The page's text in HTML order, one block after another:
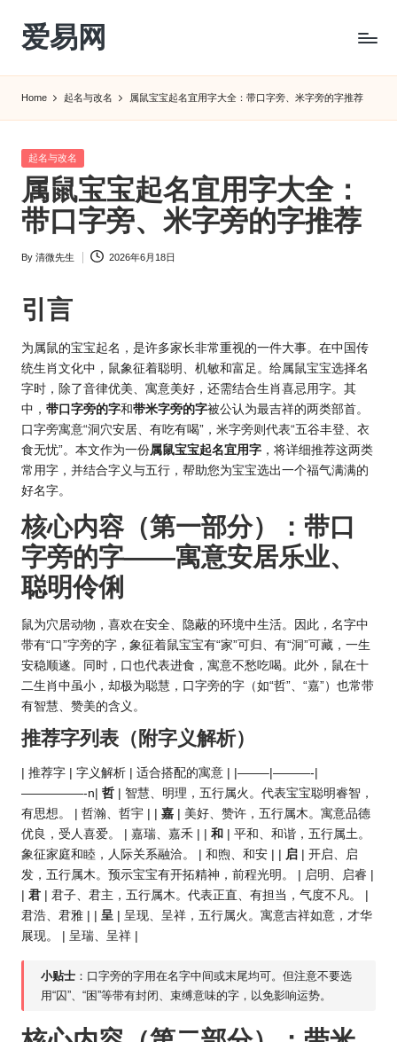
Skip
content
爱易网
转
农
历
阴
历
Home 起名与改名 属鼠宝宝起名宜用字大全：带口字旁、米字旁的字推荐
Posted
起名与改名
属鼠宝宝起名宜用字大全：
带口字旁、米字旁的字推荐
Posted
By 清微先生 2026年6月18日
引言
为属鼠的宝宝起名，是许多家长非常重视的一件大事。在中国传
统生肖文化中，鼠象征着聪明、机敏和富足。给属鼠宝宝选择名
字时，除了音律优美、寓意美好，还需结合生肖喜忌用字。其
中， 带口字旁的字和带米字旁的字被公认为最吉祥的两类部首。
口字旁寓意“洞穴安居、有吃有喝”，米字旁则代表“五谷丰登、衣
食无忧”。本文作为一份属鼠宝宝起名宜用字 ，将详细推荐这两类
常用字，并结合字义与五行，帮助您为宝宝选出一个福气满满的
好名字。
核心内容（第一部分）：带口
字旁的字——寓意安居乐业、
聪明伶俐
鼠为穴居动物，喜欢在安全、隐蔽的环境中生活。因此，名字中
带有“口”字旁的字，象征着鼠宝宝有“家”可归、有“洞”可藏，一生
安稳顺遂。同时，口也代表进食，寓意不愁吃喝。此外，鼠在十
二生肖中虽小，却极为聪慧，口字旁的字（如“哲”、“嘉”）也常带
有智慧、赞美的含义。
推荐字列表（附字义解析）
| 推荐字 | 字义解析 | 适合搭配的寓意 | |——–|———-|
—————-n| 哲 | 智慧、明理，五行属火。代表宝宝聪明睿智，
有思想。 | 哲瀚、哲宇 | | 嘉 | 美好、赞许，五行属木。寓意品德
优良，受人喜爱。 | 嘉瑞、嘉禾 | | 和
| 平和、和谐，五行属土。
象征家庭和睦，人际关系融洽。 | 和煦、和安 | | 启 | 开启、启
发，五行属木。预示宝宝有开拓精神，前程光明。 | 启明、启睿 |
君 | 君子、君主，五行属木。代表正直、有担当，气度不凡。 |
君浩、君雅 | | 呈 | 呈现、呈祥，五行属火。寓意吉祥如意，才华
展现。 | 呈瑞、呈祥 |
小贴士 ：口字旁的字用在名字中间或末尾均可。但注意不要选
用“囚”、“困”等带有封闭、束缚意味的字，以免影响运势。